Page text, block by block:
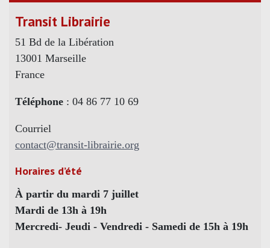
Transit Librairie
51 Bd de la Libération
13001 Marseille
France
Téléphone : 04 86 77 10 69
Courriel
contact@transit-librairie.org
Horaires d’été
À partir du mardi 7 juillet
Mardi de 13h à 19h
Mercredi- Jeudi - Vendredi - Samedi de 15h à 19h